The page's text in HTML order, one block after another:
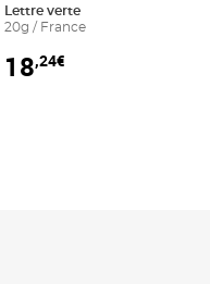
au panier
Lettre verte
20g / France
18,24€